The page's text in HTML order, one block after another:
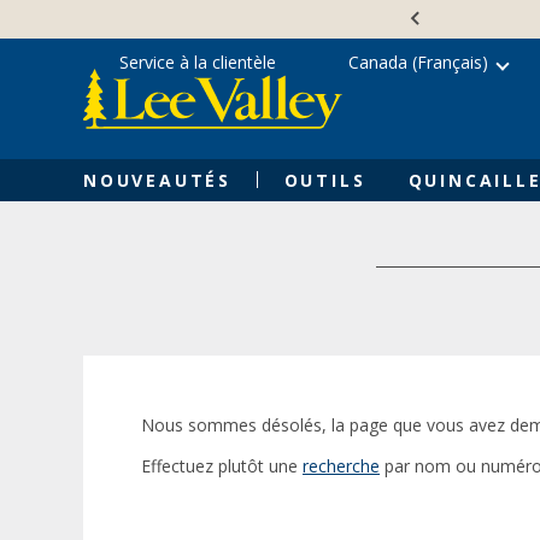
content
NOUVEAUTÉS OUTILS
Service à la clientèle Canada (Français)
Nous sommes désolés, la page que vous avez
Effectuez plutôt une recherche par nom ou